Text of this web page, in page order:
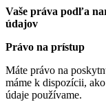
Vaše práva podľa
údajov
Právo na prístup
Máte právo na
máme k dispozícii,
údaje používame.